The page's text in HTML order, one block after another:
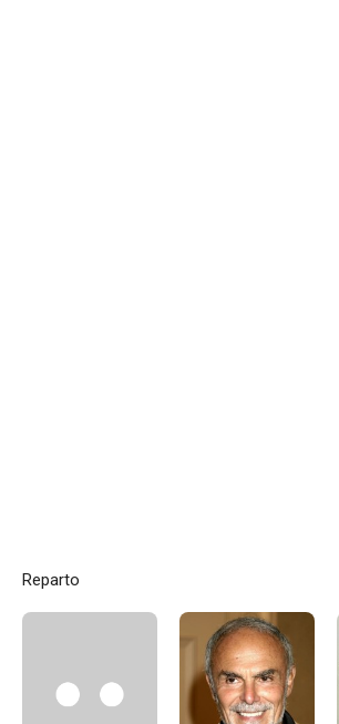
Reparto